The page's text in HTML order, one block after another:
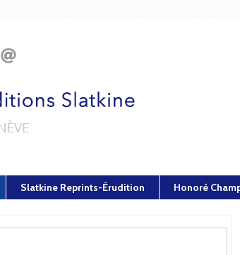
Slatkine Reprints-Érudition Honoré